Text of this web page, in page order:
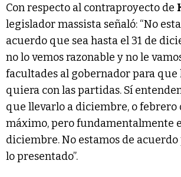
Con respecto al contraproyecto de
legislador massista señaló: “No
acuerdo que sea hasta el 31 de
no lo vemos razonable y no le
facultades al gobernador para que
quiera con las partidas. Sí
que llevarlo a diciembre, o febrero
máximo, pero fundamentalmente
diciembre. No estamos de acuerdo
lo presentado”.